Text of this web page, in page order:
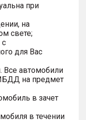
при
на
свете;
для Вас
Все автомобили
на предмет
в зачет
в течении